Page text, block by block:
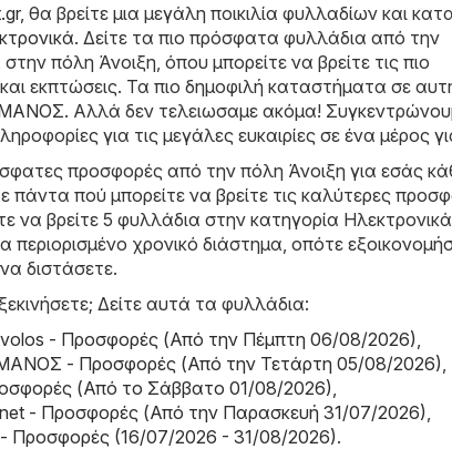
, θα βρείτε μια μεγάλη ποικιλία φυλλαδίων και
. Δείτε τα πιο πρόσφατα φυλλάδια από την
πόλη Άνοιξη, όπου μπορείτε να βρείτε τις πιο
εκπτώσεις. Τα πιο δημοφιλή καταστήματα σε
. Αλλά δεν τελειωσαμε ακόμα!
για τις μεγάλες ευκαιρίες σε ένα μέρος
προσφορές από την πόλη Άνοιξη για εσάς
πάντα πού μπορείτε να βρείτε τις καλύτερες
να βρείτε 5 φυλλάδια στην κατηγορία
περιορισμένο χρονικό διάστημα, οπότε
διστάσετε.
Δείτε αυτά τα φυλλάδια:
- Προσφορές (Από την Πέμπτη 06/08/2026)
- Προσφορές (Από την Τετάρτη 05/08/2026)
(Από το Σάββατο 01/08/2026)
- Προσφορές (Από την Παρασκευή 31/07/2026)
- Προσφορές (16/07/2026 - 31/08/2026).